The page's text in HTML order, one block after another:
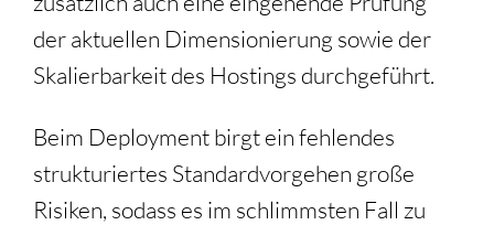
der aktuellen Dimensionierung sowie der
Skalierbarkeit des Hostings durchgeführt.
Beim Deployment birgt ein fehlendes
strukturiertes Standardvorgehen große
Risiken, sodass es im schlimmsten Fall zu